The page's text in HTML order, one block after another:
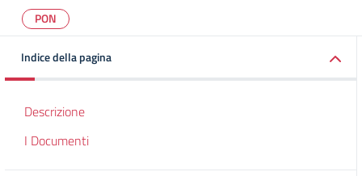
PON
Indice della pagina
Descrizione
I Documenti